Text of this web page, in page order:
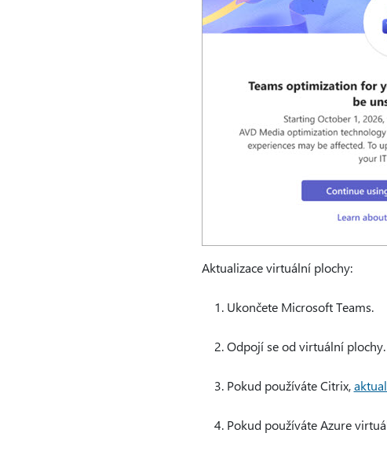
Aktualizace virtuální plochy:
Ukončete Microsoft Teams.
Odpojí se od virtuální plochy.
Pokud používáte Citrix,
Pokud používáte Azure